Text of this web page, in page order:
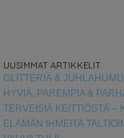
UUSIMMAT ARTIKKELIT
GLITTERIÄ &
HYVIÄ, PAREMPIA &
TERVEISIÄ KEITTIÖSTÄ –
ELÄMÄN IHMEITÄ